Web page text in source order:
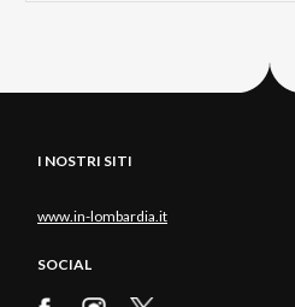
I NOSTRI SITI
www.in-lombardia.it
SOCIAL